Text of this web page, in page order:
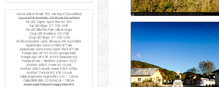
Casca ciclism Roadr 500 Van Rysel (Decathlon)
Casca MTB Rockrider SIX Btwin (Decathlon)
Far LED Sigma Sport Buster 200
Far LED Elops ST 920 USB
Far LED BikeFun Pixie silicon negru
Stop LED Rockbros Q5 USB
Stop LED Elops ST 920 USB
Reflectorizante spite Wowow 3M Scotchlite
Aparatoare noroi sa Flash B'Twin
Aparatoare noroi roata spate Flash B'Twin
Pompa Giyo GP-92 AV/FV (pompa mini)
Pompa Giyo GF-35P AV/FV (manometru)
Pompa Btwin / Weldtite (cartuse CO2)
Antifurt ABUS U-mini 40 U-Lock
Antifurt ABUS Bordo Granit 6500 X-Plus
Antifurt Trelock BS 450 U-Lock
Cablu Kryptonite KryptoFlex 410 / 120cm
Cablu BBB BBL-22 ExtraCoil / 180cm
Scaun copil Polisport Guppy Maxi FFS